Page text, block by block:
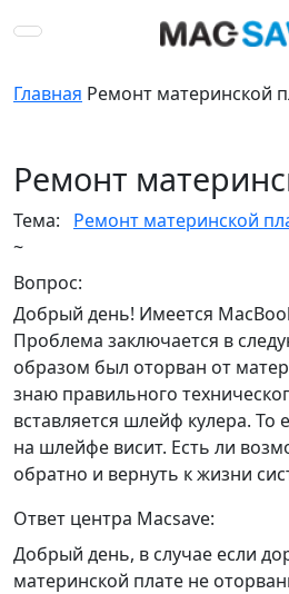
Главная Ремонт материнской
Ремонт
Тема:
Ремонт материнской
~
Вопрос:
Добрый день! Имеется
Проблема заключается в
образом был оторван от
знаю правильного
вставляется шлейф кулера. То
на шлейфе висит. Есть ли
обратно и вернуть к жизни
Ответ центра Macsave:
Добрый день, в случае если
материнской плате не